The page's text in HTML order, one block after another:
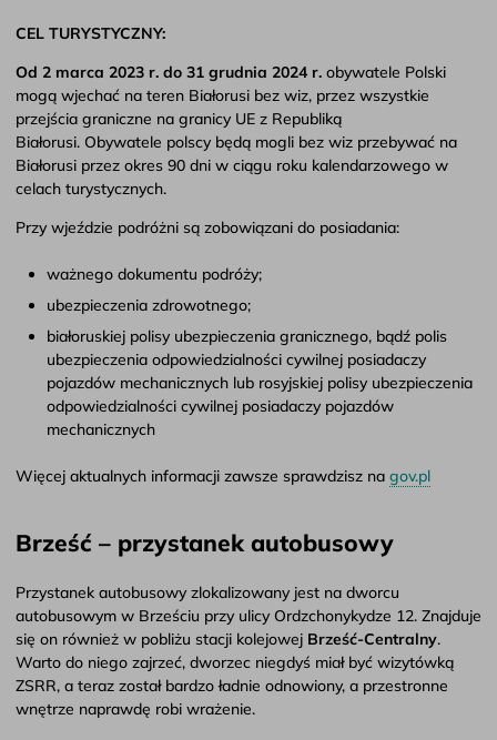
CEL TURYSTYCZNY:
Od 2 marca 2023 r. do 31 grudnia 2024 r. obywatele Polski
mogą wjechać na teren Białorusi bez wiz, przez wszystkie
przejścia graniczne na granicy UE z Republiką
Białorusi. Obywatele polscy będą mogli bez wiz przebywać na
Białorusi przez okres 90 dni w ciągu roku kalendarzowego w
celach turystycznych.
Przy wjeździe podróżni są zobowiązani do posiadania:
ważnego dokumentu podróży;
ubezpieczenia zdrowotnego;
białoruskiej polisy ubezpieczenia granicznego, bądź polis
ubezpieczenia odpowiedzialności cywilnej posiadaczy
pojazdów mechanicznych lub rosyjskiej polisy ubezpieczenia
odpowiedzialności cywilnej posiadaczy pojazdów
mechanicznych
Więcej aktualnych informacji zawsze sprawdzisz na gov.pl
Brześć – przystanek autobusowy
Przystanek autobusowy zlokalizowany jest na dworcu
autobusowym w Brześciu przy ulicy Ordzchonykydze 12. Znajduje
się on również w pobliżu stacji kolejowej Brześć-Centralny.
Warto do niego zajrzeć, dworzec niegdyś miał być wizytówką
ZSRR, a teraz został bardzo ładnie odnowiony, a przestronne
wnętrze naprawdę robi wrażenie.